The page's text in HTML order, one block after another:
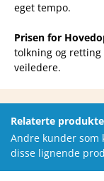
eget tempo.
Prisen for
tolkning og retting
veiledere.
Relaterte
Andre kunder som
disse lignende